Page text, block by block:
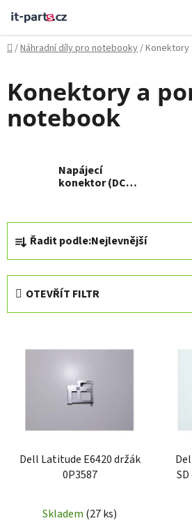
obsah
Domů
/Náhradní díly pro notebooky/
Konektory a
notebook
Napájecí
konektor (DC
Ř
a
z
n
í
Řadit podle:Nejlevnější
OTEVŘÍT FILTR
Dell Latitude E6420 držák
0P3587
Skladem (27 ks)